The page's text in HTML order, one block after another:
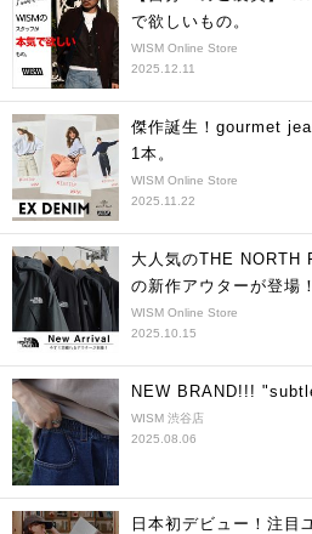
で欲しいもの。
WISM Online Store
2025.12.11
傑作誕生！gourmet
1本。
WISM Online Store
2025.11.22
大人気のTHE NORTH
の新作アウターが登場！
WISM Online Store
2025.10.15
NEW BRAND!!!
WISM 渋谷店
2025.08.06
日本初デビュー！注目